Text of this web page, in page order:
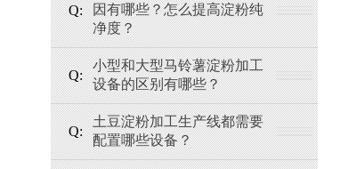
因有哪些？怎么提高淀粉纯
净度？
小型和大型马铃薯淀粉加工
设备的区别有哪些？
土豆淀粉加工生产线都需要
配置哪些设备？